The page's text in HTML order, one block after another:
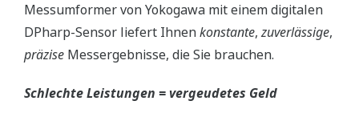
Messumformer von Yokogawa mit einem digitalen
DPharp-Sensor liefert Ihnenkonstante,zuverlässige,
präzise Messergebnisse, die Sie brauchen.
Schlechte Leistungen = vergeudetes Geld